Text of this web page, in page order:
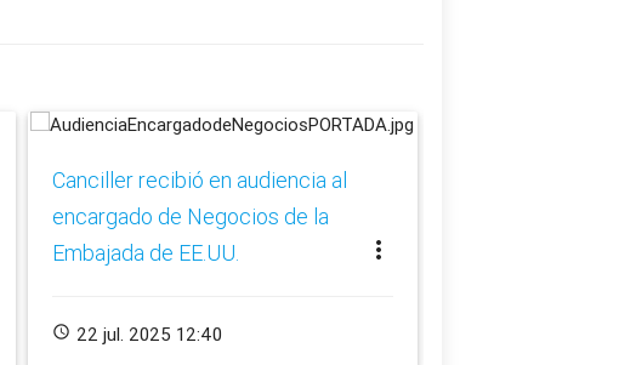
Canciller recibió en audiencia al
encargado de Negocios de la
Embajada de EE.UU.
more_vert
schedule 22 jul. 2025 12:40